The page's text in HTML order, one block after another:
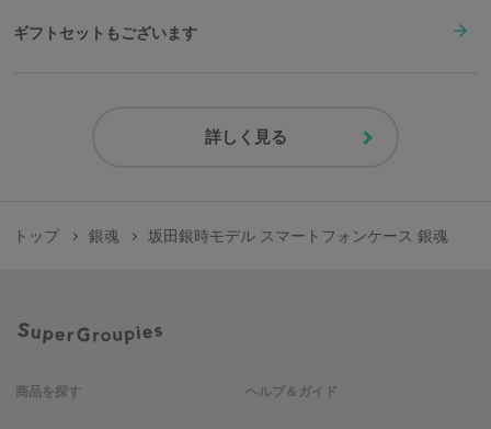
ギフトセットもございます
詳しく見る
トップ 銀魂 坂田銀時モデル スマートフォンケース 銀魂
商品を探す ヘルプ＆ガイド